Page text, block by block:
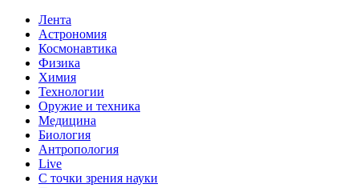
Лента
Астрономия
Космонавтика
Физика
Химия
Технологии
Оружие и техника
Медицина
Биология
Антропология
Live
С точки зрения науки